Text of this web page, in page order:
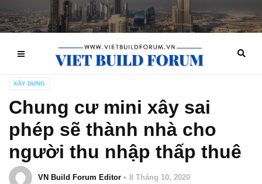
XÂY DỰNG
Chung cư mini xây sai
phép sẽ thành nhà cho
người thu nhập thấp thuê
VN Build Forum Editor 8 Tháng 10, 2020